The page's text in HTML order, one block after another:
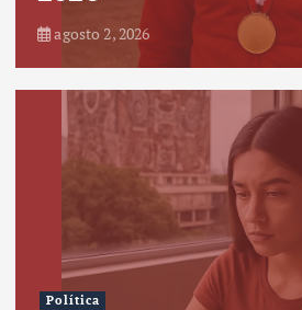
agosto 2, 2026
Política